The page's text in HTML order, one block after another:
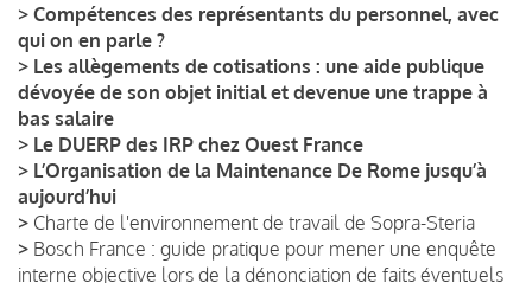
> Compétences des représentants du personnel, avec
qui on en parle ?
> Les allègements de cotisations : une aide publique
dévoyée de son objet initial et devenue une trappe à
bas salaire
> Le DUERP des IRP chez Ouest France
> L’Organisation de la Maintenance De Rome jusqu’à
aujourd’hui
> Charte de l'environnement de travail de Sopra-Steria
> Bosch France : guide pratique pour mener une enquête
interne objective lors de la dénonciation de faits éventuels